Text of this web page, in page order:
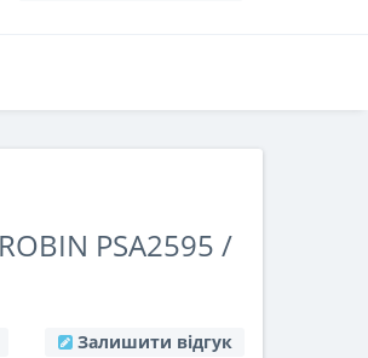
PSA2595 /
Залишити відгук